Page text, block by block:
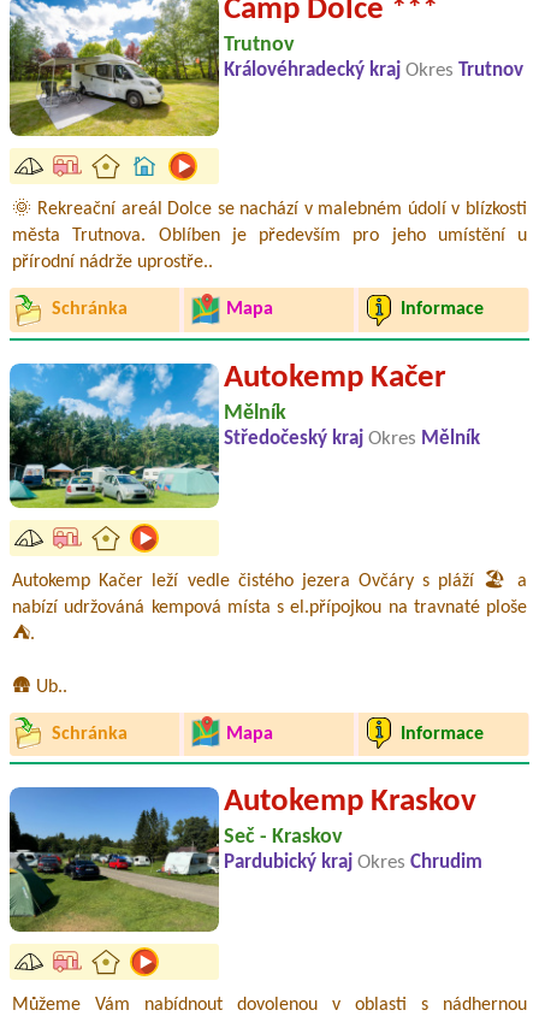
Camp Dolce ***
Trutnov
Královéhradecký kraj Okres Trutnov
🌞 Rekreační areál Dolce se nachází v malebném údolí v blízkosti
města Trutnova. Oblíben je především pro jeho umístění u
přírodní nádrže uprostře..
Schránka Mapa Informace
Autokemp Kačer
Mělník
Středočeský kraj Okres Mělník
Autokemp Kačer leží vedle čistého jezera Ovčáry s pláží 🏖️ a
nabízí udržováná kempová místa s el.přípojkou na travnaté ploše
⛺.
🛖 Ub..
Schránka Mapa Informace
Autokemp Kraskov
Seč - Kraskov
Pardubický kraj Okres Chrudim
Můžeme Vám nabídnout dovolenou v oblasti s nádhernou